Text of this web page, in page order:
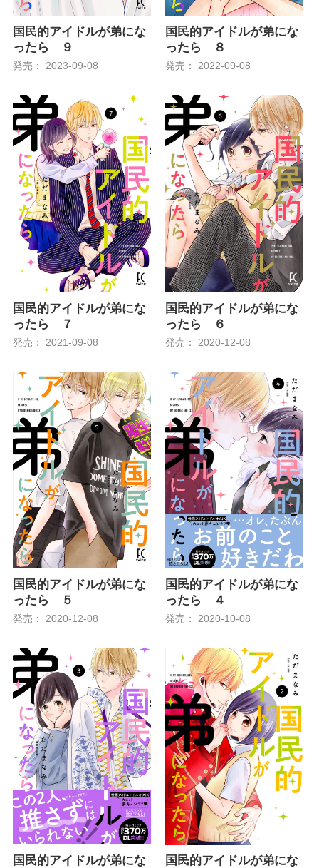
国民的アイドルが弟にな
ったら ９
発売： 2023-09-08
国民的アイドルが弟にな
ったら ８
発売： 2022-09-08
国民的アイドルが弟にな
ったら ７
発売： 2021-09-08
国民的アイドルが弟にな
ったら ６
発売： 2020-12-08
国民的アイドルが弟にな
ったら ５
発売： 2020-12-08
国民的アイドルが弟にな
ったら ４
発売： 2020-10-08
国民的アイドルが弟にな
国民的アイドルが弟にな